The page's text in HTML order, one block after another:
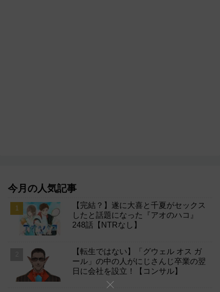
今月の人気記事
【完結？】遂に大喜と千夏がセックス
したと話題になった『アオのハコ』
248話【NTRなし】
【転生ではない】「グウェル オス ガ
ール」の中の人がにじさんじ卒業の翌
日に会社を設立！【コンサル】